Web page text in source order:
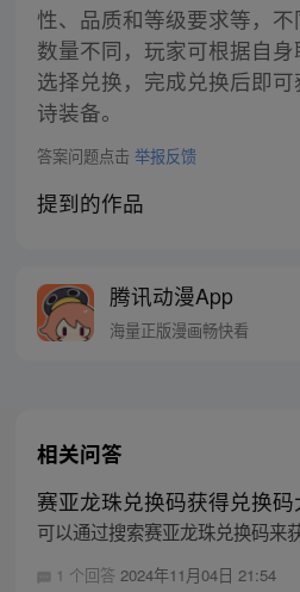
性、品质和等级要求等，
数量不同，玩家可根据自
选择兑换，完成兑换后即
诗装备。
答案问题点击 举报反馈
提到的作品
腾讯动漫App
海量正版漫画畅快看
相关问答
赛亚龙珠兑换码获得兑换码
可以通过搜索赛亚龙珠兑换码来
1 个回答 2024年11月04日 21:54